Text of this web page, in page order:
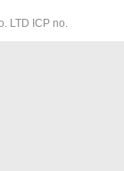
LTD ICP no.